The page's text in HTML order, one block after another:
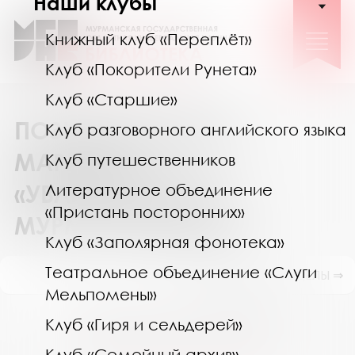
Книжный клуб «Переплёт»
Клуб «Покорители Рунета»
Клуб «Старшие»
Клуб разговорного английского языка
Клуб путешественников
Литературное объединение
«Пристань посторонних»
Клуб «Заполярная фонотека»
Театральное объединение «Слуги
Мельпомены»
Клуб «Гиря и сельдерей»
ПОЗНАВАТЕЛЬНЫЙ
МАРАФОН
«УВЛЕКАТЕЛЬНОЕ
МУРМАНОВЕДЕНИЕ»
ПОКАЗАТЬ ПОДРАЗДЕЛЫ ⇒
Август 2026